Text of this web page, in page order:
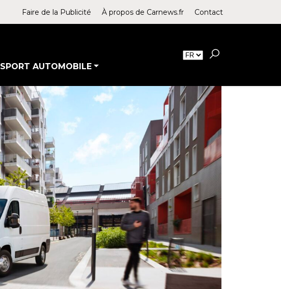
Faire de la Publicité À propos de Carnews.fr Contact
SPORT AUTOMOBILE